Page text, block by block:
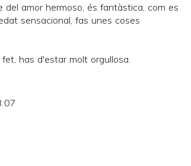
del amor hermoso, és fantàstica, com es
sensacional, fas unes coses
has d'estar molt orgullosa.